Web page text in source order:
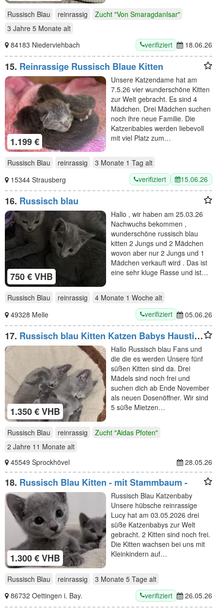
Russisch Blau reinrassig
Zucht "Von SmaragdanIsar"
3 Jahre 5 Monate alt
84183 Niederviehbach
verifiziert 18.06.26
15. Reinrassige Russisch Blaue Kitten
1.199 €
Unsere Katzendame hat am
7.5.26 vier wunderschöne Kitten
zur Welt gebracht. Es sind 4
Mädchen. Drei Mädchen suchen
noch ihre neue Familie. Die
Katzenbabies werden liebevoll
mit viel Platz zum…
Russisch Blau reinrassig 3 Monate 1 Tag alt
15344 Strausberg
verifiziert 15.06.26
16. Russisch blau
750 € VHB
Hallo , wir haben am 25.03.26
Nachwuchs bekommen ,
wunderschöne russisch blau
kitten 2 Jungs und 2 Mädchen
wovon aber nur 2 Jungs und 1
Mädchen verkauft wird . Das ist
eine sehr kluge Rasse und ist…
Russisch Blau reinrassig 4 Monate 1 Woche alt
49328 Melle
verifiziert 05.06.26
17. Russisch blau Kitten Katzen Babys Haustier
Rassenkatze
1.350 € VHB
Hallo Russisch blau Fans und
die die es werden Unsere fünf
süßen Kitten sind da. Drei
Mädels sind noch frei und
suchen dich ab Ende November
als neuen Dosenöffner. Wir sind
5 süße Mietzen…
Russisch Blau reinrassig
Zucht "Aidas Pfoten"
2 Jahre 11 Monate alt
45549 Sprockhövel
28.05.26
18. Russisch Blau Kitten - mit Stammbaum -
1.300 € VHB
Russisch Blau Katzenbaby
Unsere hübsche reinrassige
Lucy hat am 03.05.2026 drei
süße Katzenbabys zur Welt
gebracht. 2 Kitten sind noch frei.
Die Kitten wachsen bei uns mit
Kleinkindern auf…
Russisch Blau reinrassig 3 Monate 5 Tage alt
86732 Oettingen i. Bay.
verifiziert 26.05.26